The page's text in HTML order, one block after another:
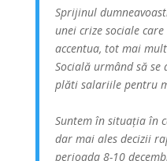
Sprijinul
unei crize sociale
accentua, tot mai
Socială urmând să
plăti salariile pentru
Suntem în situația în
dar mai ales decizii
perioada 8-10